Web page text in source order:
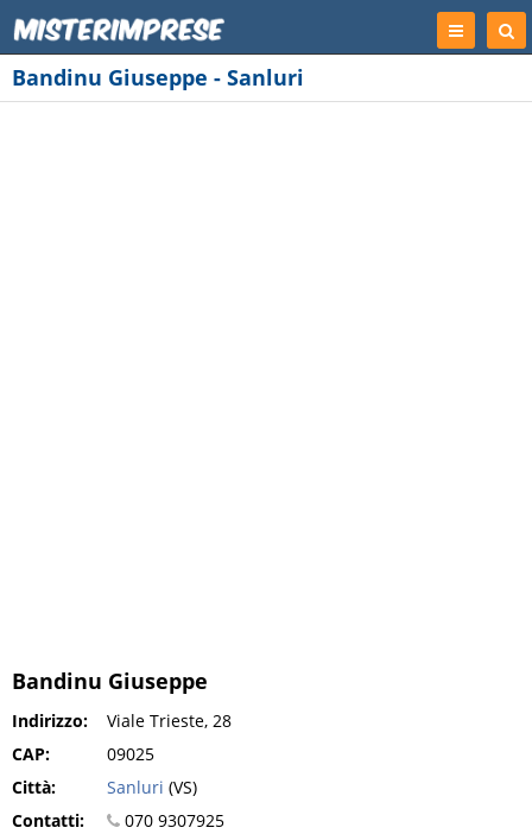
Registrati
Bandinu Giuseppe - Sanluri
Bandinu Giuseppe
Indirizzo:
Viale Trieste, 28
CAP:
09025
Città:
Sanluri (VS)
Contatti:
070 9307925